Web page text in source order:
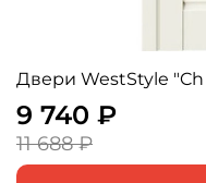
9 740 ₽
11 688 ₽